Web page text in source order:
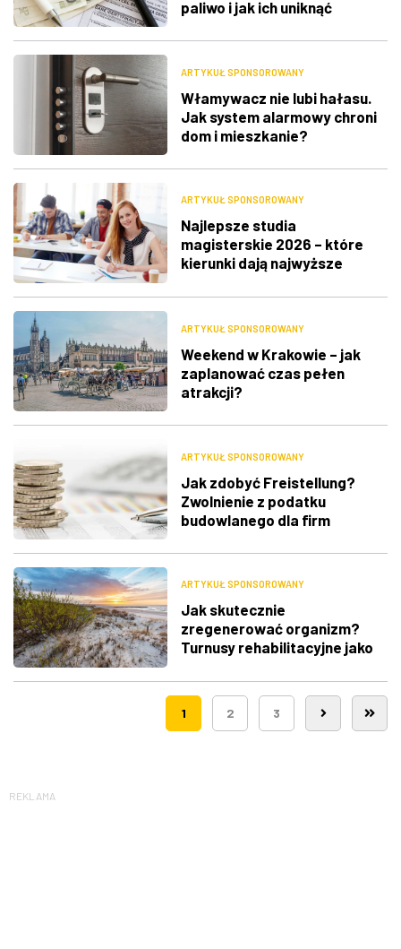
paliwo i jak ich uniknąć
ARTYKUŁ SPONSOROWANY
Włamywacz nie lubi hałasu.
Jak system alarmowy chroni
dom i mieszkanie?
ARTYKUŁ SPONSOROWANY
Najlepsze studia
magisterskie 2026 – które
kierunki dają najwyższe
możliwości zawodowe?
ARTYKUŁ SPONSOROWANY
Weekend w Krakowie – jak
zaplanować czas pełen
atrakcji?
ARTYKUŁ SPONSOROWANY
Jak zdobyć Freistellung?
Zwolnienie z podatku
budowlanego dla firm
ARTYKUŁ SPONSOROWANY
Jak skutecznie
zregenerować organizm?
Turnusy rehabilitacyjne jako
1 2 3
REKLAMA